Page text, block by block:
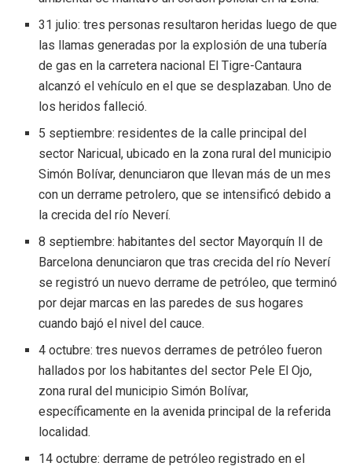
31 julio: tres personas resultaron heridas luego de que
las llamas generadas por la explosión de una tubería
de gas en la carretera nacional El Tigre-Cantaura
alcanzó el vehículo en el que se desplazaban. Uno de
los heridos falleció.
5 septiembre: residentes de la calle principal del
sector Naricual, ubicado en la zona rural del municipio
Simón Bolívar, denunciaron que llevan más de un mes
con un derrame petrolero, que se intensificó debido a
la crecida del río Neverí.
8 septiembre: habitantes del sector Mayorquín II de
Barcelona denunciaron que tras crecida del río Neverí
se registró un nuevo derrame de petróleo, que terminó
por dejar marcas en las paredes de sus hogares
cuando bajó el nivel del cauce.
4 octubre: tres nuevos derrames de petróleo fueron
hallados por los habitantes del sector Pele El Ojo,
zona rural del municipio Simón Bolívar,
específicamente en la avenida principal de la referida
localidad.
14 octubre: derrame de petróleo registrado en el